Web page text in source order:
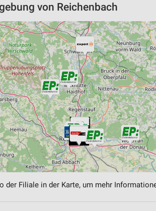
von Reichenbach
der Filiale in der Karte, um mehr